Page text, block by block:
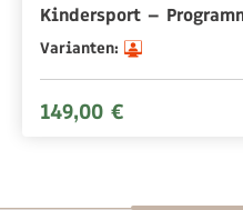
Kindersport –
Varianten:
149,00 €